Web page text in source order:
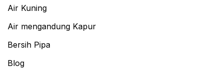
Air Kuning
Air mengandung Kapur
Bersih Pipa
Blog